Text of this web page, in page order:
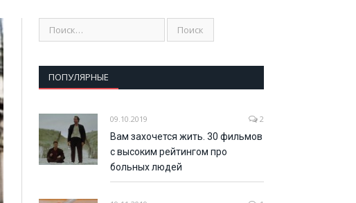
ПОПУЛЯРНЫЕ
09.10.2019 2
Вам захочется жить. 30 фильмов
с высоким рейтингом про
больных людей